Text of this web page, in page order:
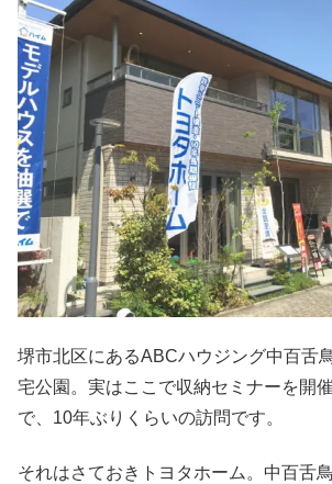
堺市北区にあるABCハウジング中百舌
宅公園。実はここで収納セミナーを開
で、10年ぶりくらいの訪問です。
それはさておきトヨタホーム。中百舌